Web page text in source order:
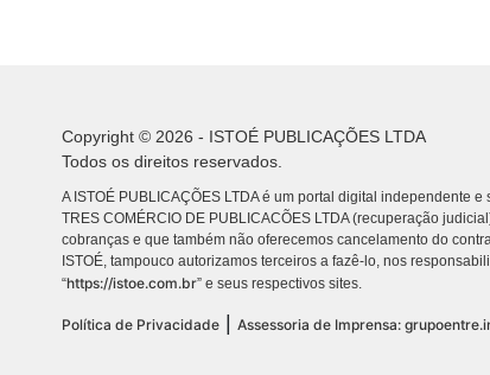
Copyright © 2026 - ISTOÉ PUBLICAÇÕES LTDA
Todos os direitos reservados.
A ISTOÉ PUBLICAÇÕES LTDA é um portal digital independente
TRES COMÉRCIO DE PUBLICACÕES LTDA (recuperação
cobranças e que também não oferecemos cancelamento do
ISTOÉ, tampouco autorizamos terceiros a fazê-lo, nos
“https://istoe.com.br” e seus respectivos sites.
Política de Privacidade Assessoria de Imprensa: